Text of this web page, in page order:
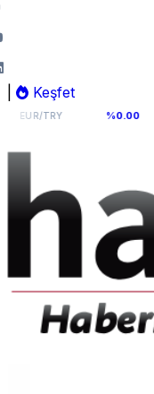
Keşfet
%0.00 GBP/TRY